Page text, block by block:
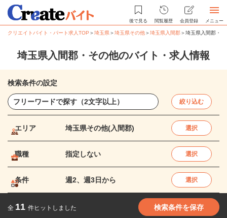
後で見る 閲覧履歴 会員登録 メニュー
クリエイトバイト・パート求人TOP ＞埼玉県＞埼玉県その他＞埼玉県入間郡＞埼玉県入間郡・
埼玉県入間郡・その他のバイト・求人情報
検索条件の設定
絞り込む
エリア 埼玉県その他(入間郡) 選択
職種 指定しない 選択
条件 週2、週3日から 選択
全 11 件ヒットしました 検索条件を保存